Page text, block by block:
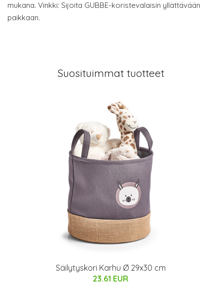
mukana. Vinkki: Sijoita GUBBE-koristevalaisin yllättävään
paikkaan.
Suosituimmat tuotteet
Säilytyskori Karhu Ø 29x30 cm
23.61 EUR